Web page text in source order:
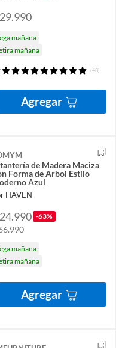
mañana
mañana
(48)
Agregar
de Madera Maciza
Forma de Arbol Estilo
Azul
HAVEN
-63%
mañana
mañana
Agregar